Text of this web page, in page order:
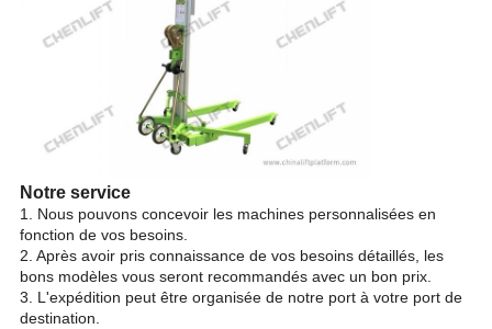
Notre service
1. Nous pouvons concevoir les machines personnalisées en
fonction de vos besoins.
2. Après avoir pris connaissance de vos besoins détaillés, les
bons modèles vous seront recommandés avec un bon prix.
3. L'expédition peut être organisée de notre port à votre port de
destination.